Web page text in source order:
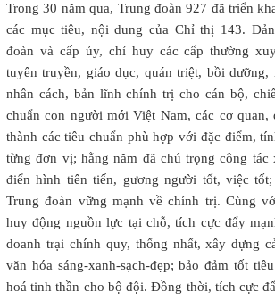
Trong 30 năm qua, Trung đoàn 927 đã triển
các mục tiêu, nội dung của Chỉ thị 143.
đoàn và cấp ủy, chỉ huy các cấp thường
tuyên truyền, giáo dục, quán triệt, bồi dưỡng,
nhân cách, bản lĩnh chính trị cho cán bộ,
chuẩn con người mới Việt Nam, các cơ
thành các tiêu chuẩn phù hợp với đặc điểm,
từng đơn vị; hằng năm đã chú trọng công tác
điển hình tiên tiến, gương người tốt, việc
Trung đoàn vững mạnh về chính trị. Cùng
huy động nguồn lực tại chỗ, tích cực đẩy
doanh trại chính quy, thống nhất, xây dựng
văn hóa sáng-xanh-sạch-đẹp; bảo đảm tốt
hoá tinh thần cho bộ đội. Đồng thời, tích cực